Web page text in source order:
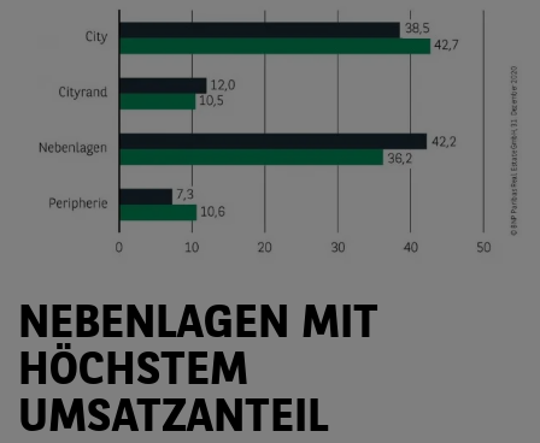
NEBENLAGEN MIT
HÖCHSTEM
UMSATZANTEIL